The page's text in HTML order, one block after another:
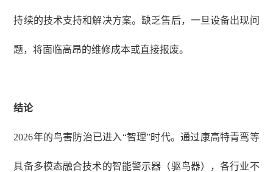
持续的技术支持和解决方案。缺乏售后，一旦设备出现问
题，将面临高昂的维修成本或直接报废。
结论
2026年的鸟害防治已进入“智理”时代。通过康高特青鸾等
具备多模态融合技术的智能警示器（驱鸟器），各行业不